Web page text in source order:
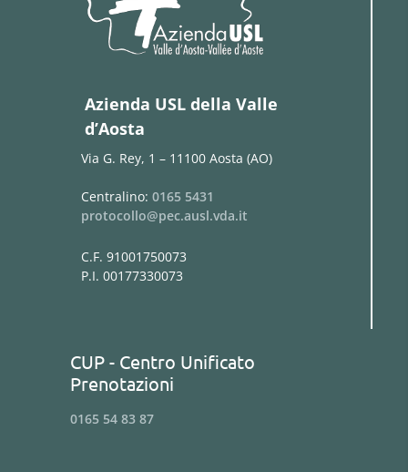
Azienda USL della Valle
d’Aosta
Via G. Rey, 1 – 11100 Aosta (AO)
Centralino: 0165 5431
protocollo@pec.ausl.vda.it
C.F. 91001750073
P.I. 00177330073
CUP - Centro Unificato
Prenotazioni
0165 54 83 87